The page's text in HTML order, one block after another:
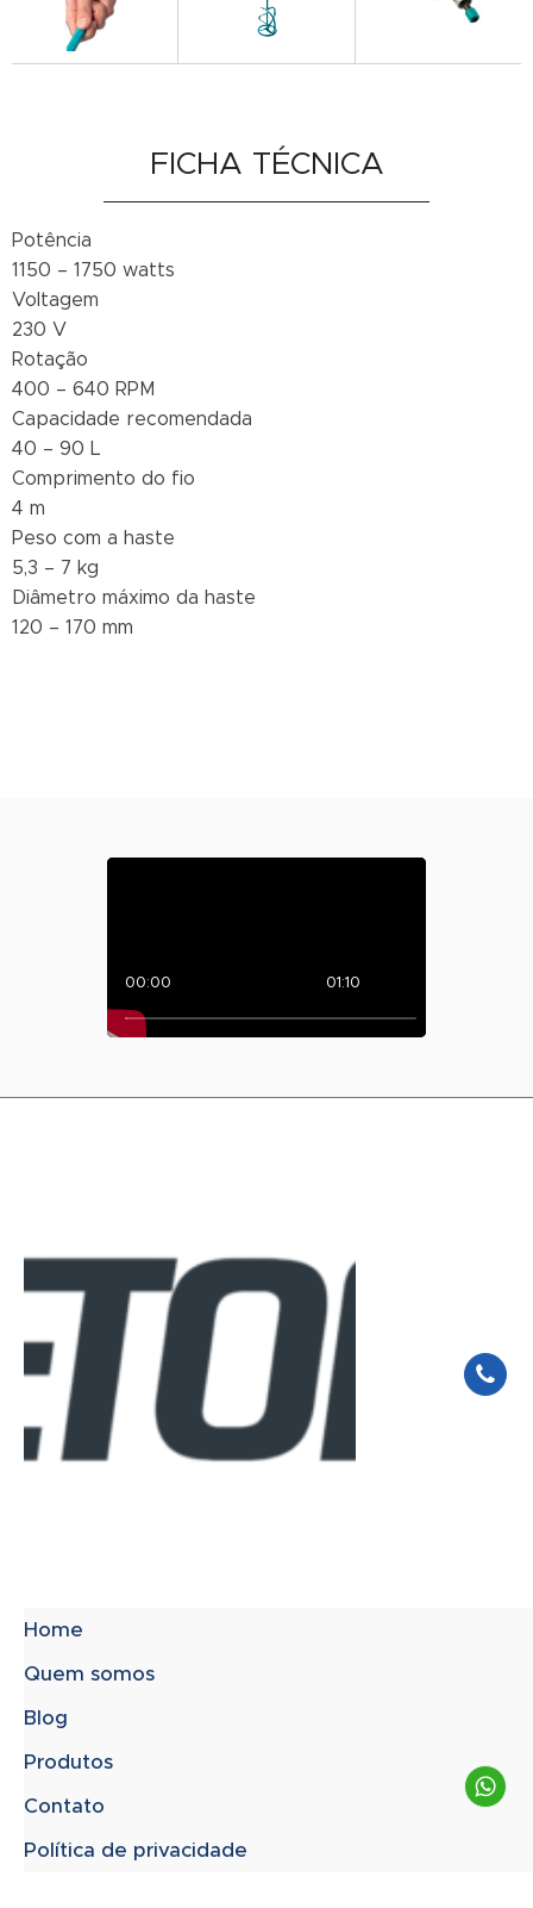
FICHA TÉCNICA
Potência
1150 – 1750 watts
Voltagem
230 V
Rotação
400 – 640 RPM
Capacidade recomendada
40 – 90 L
Comprimento do fio
4 m
Peso com a haste
5,3 – 7 kg
Diâmetro máximo da haste
120 – 170 mm
00:00 01:10
Home
Quem somos
Blog
Produtos
Contato
Política de privacidade